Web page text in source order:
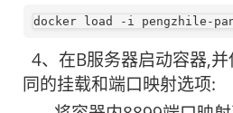
docker load -i pengzhile-
4、在B服务器启动容器,
同的挂载和端口映射选项: